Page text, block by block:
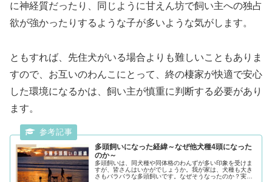
に神経質だったり、同じように甘えん坊で飼い主への独占
欲が強かったりするような子が多いような気がします。
ともすれば、先住犬がいる場合よりも難しいこともありま
すので、お互いのわんこにとって、終の棲家が快適で安心
した環境になるかは、飼い主が慎重に判断する必要があり
ます。
多頭飼いになった経緯～なぜ他犬種4頭になった
のか～
多頭飼いは、同犬種や同体格のわんずが多い印象を受けま
すが、皆さんはいかがでしょうか。我が家は、犬種も大き
さもバラバラな多頭飼いです。なぜそうなったのか？実は